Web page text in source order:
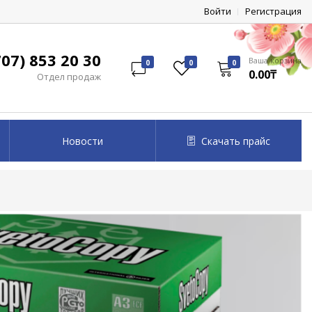
Войти Регистрация
853 20 30
Отдел продаж
0 0 0 Ваша корзина
0.00₸
Новости Скачать прайс